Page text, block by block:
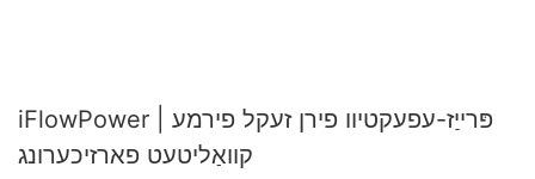
iFlowPower | פּרייַז-עפעקטיוו פירן זעקל פירמע
קוואַליטעט פארזיכערונג